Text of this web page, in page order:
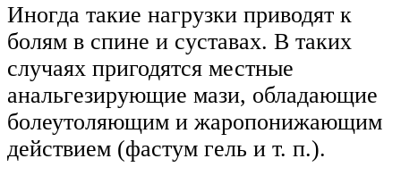
Иногда такие нагрузки приводят к
болям в спине и суставах. В таких
случаях пригодятся местные
анальгезирующие мази, обладающие
болеутоляющим и жаропонижающим
действием (фастум гель и т. п.).